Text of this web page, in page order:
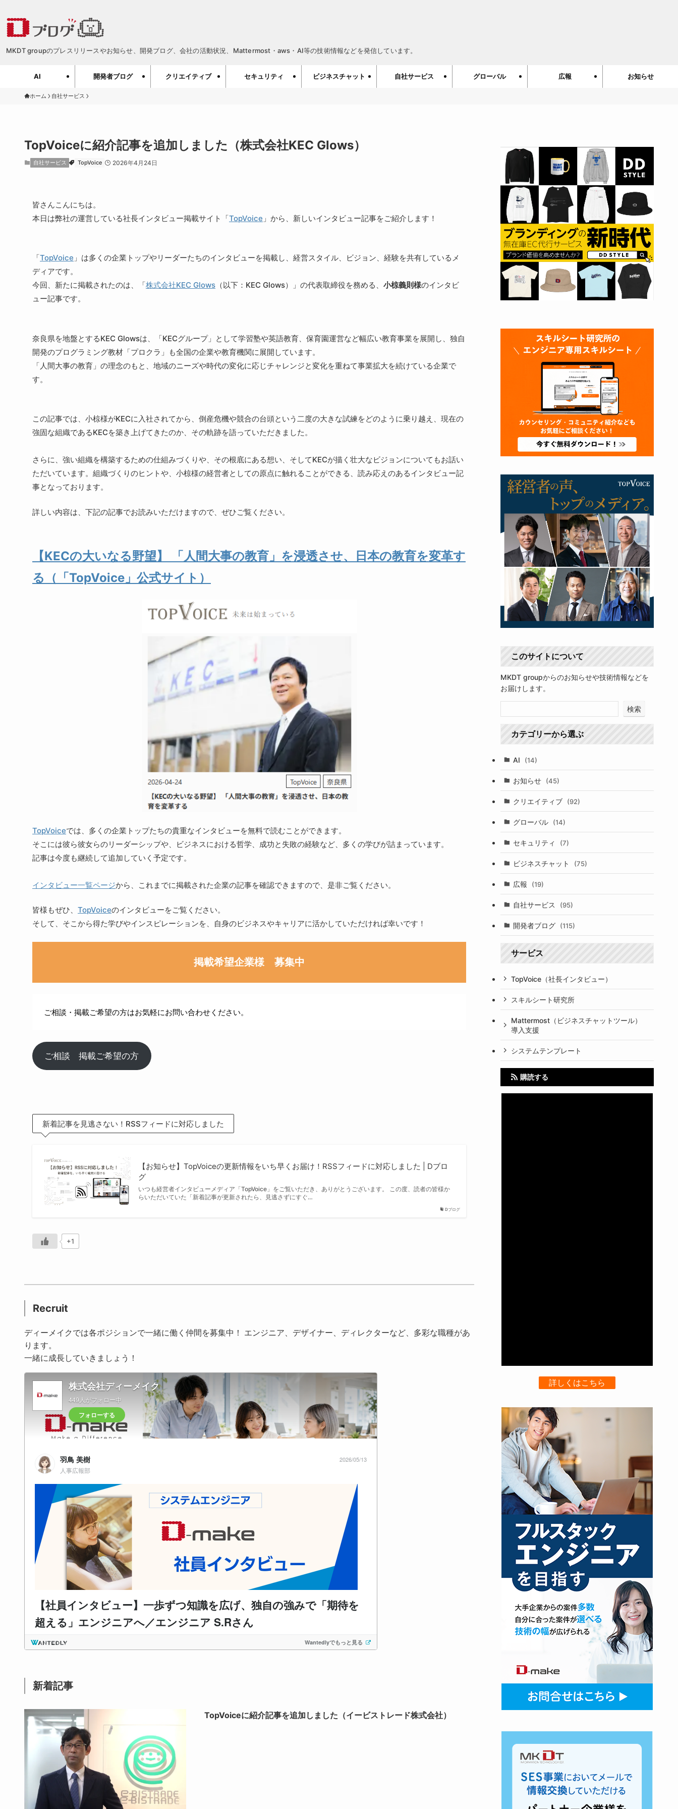
MKDT groupのプレスリリースやお知らせ、開発ブログ、会社の活動状況、Mattermost・aws・AI等の技術情報などを発信しています。
AI 開発者ブログ クリエイティブ セキュリティ ビジネスチャット 自社サービス グローバル 広報 お知らせ
ホーム 自社サービス
TopVoiceに紹介記事を追加しました（株式会社KEC Glows）
自社サービス TopVoice 2026年4月24日
皆さんこんにちは。
本日は弊社の運営している社長インタビュー掲載サイト「TopVoice 」から、新しいインタビュー記事をご紹介します！
「TopVoice 」は多くの企業トップやリーダーたちのインタビューを掲載し、経営スタイル、ビジョン、経験を共有しているメ
ディアです。
今回、新たに掲載されたのは、「株式会社KEC Glows （以下：KEC Glows）」の代表取締役を務める、 小椋義則様のインタビ
ュー記事です。
奈良県を地盤とするKEC Glowsは、「KECグループ」として学習塾や英語教育、保育園運営など幅広い教育事業を展開し、独自
開発のプログラミング教材「プロクラ」も全国の企業や教育機関に展開しています。
「人間大事の教育」の理念のもと、地域のニーズや時代の変化に応じチャレンジと変化を重ねて事業拡大を続けている企業で
す。
この記事では、小椋様がKECに入社されてから、倒産危機や競合の台頭という二度の大きな試練をどのように乗り越え、現在の
強固な組織であるKECを築き上げてきたのか、その軌跡を語っていただきました。
さらに、強い組織を構築するための仕組みづくりや、その根底にある想い、そしてKECが描く壮大なビジョンについてもお話い
ただいています。組織づくりのヒントや、小椋様の経営者としての原点に触れることができる、読み応えのあるインタビュー記
事となっております。
詳しい内容は、下記の記事でお読みいただけますので、ぜひご覧ください。
【KECの大いなる野望】 「人間大事の教育」を浸透させ、日本の教育を変革す
る（「TopVoice」公式サイト）
TopVoiceでは、多くの企業トップたちの貴重なインタビューを無料で読むことができます。
そこには彼ら彼女らのリーダーシップや、ビジネスにおける哲学、成功と失敗の経験など、多くの学びが詰まっています。
記事は今度も継続して追加していく予定です。
インタビュー一覧ページから、これまでに掲載された企業の記事を確認できますので、是非ご覧ください。
皆様もぜひ、 TopVoiceのインタビューをご覧ください。
そして、そこから得た学びやインスピレーションを、自身のビジネスやキャリアに活かしていただければ幸いです！
掲載希望企業様 募集中
ご相談・掲載ご希望の方はお気軽にお問い合わせください。
ご相談 掲載ご希望の方
新着記事を見逃さない！RSSフィードに対応しました
Dブログ
【お知らせ】TopVoiceの更新情報をいち早くお届け！RSSフィードに対応しました | Dブロ
グ
いつも経営者インタビューメディア「TopVoice」をご覧いただき、ありがとうございます。 この度、読者の皆様か
らいただいていた「新着記事が更新されたら、見逃さずにすぐ…
+1
Recruit
ディーメイクでは各ポジションで一緒に働く仲間を募集中！ エンジニア、デザイナー、ディレクターなど、多彩な職種があ
ります。
一緒に成長していきましょう！
新着記事
TopVoiceに紹介記事を追加しました（イービストレード株式会社）
このサイトについて
MKDT groupからのお知らせや技術情報などを
お届けします。
検索
カテゴリーから選ぶ
AI (14)
お知らせ (45)
クリエイティブ (92)
グローバル (14)
セキュリティ (7)
ビジネスチャット (75)
広報 (19)
自社サービス (95)
開発者ブログ (115)
サービス
TopVoice（社長インタビュー）
スキルシート研究所
Mattermost（ビジネスチャットツール）
導入支援
システムテンプレート
購読する
詳しくはこちら